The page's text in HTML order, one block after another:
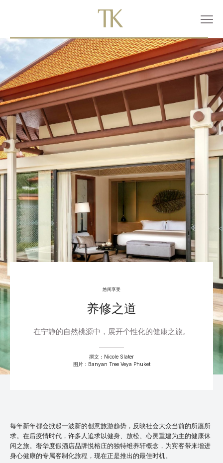
悠闲享受
养修之道
在宁静的自然桃源中，展开个性化的健康之旅。
撰文：Nicole Slater
图片：Banyan Tree Veya Phuket
每年新年都会掀起一波新的创意旅游趋势，反映社会大众当前的所愿所
求。在后疫情时代，许多人追求以健身、放松、心灵重建为主的健康休
闲之旅。奢华度假酒店品牌悦榕庄的独特维养轩概念，为宾客带来增进
身心健康的专属客制化旅程，现在正是推出的最佳时机。